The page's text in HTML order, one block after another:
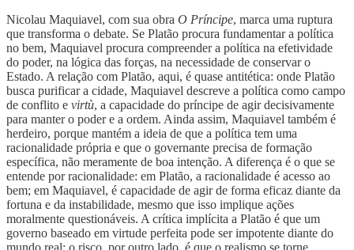
Nicolau Maquiavel, com sua obra O Príncipe, marca uma ruptura
que transforma o debate. Se Platão procura fundamentar a política
no bem, Maquiavel procura compreender a política na efetividade
do poder, na lógica das forças, na necessidade de conservar o
Estado. A relação com Platão, aqui, é quase antitética: onde Platão
busca purificar a cidade, Maquiavel descreve a política como campo
de conflito e virtù, a capacidade do príncipe de agir decisivamente
para manter o poder e a ordem. Ainda assim, Maquiavel também é
herdeiro, porque mantém a ideia de que a política tem uma
racionalidade própria e que o governante precisa de formação
específica, não meramente de boa intenção. A diferença é o que se
entende por racionalidade: em Platão, a racionalidade é acesso ao
bem; em Maquiavel, é capacidade de agir de forma eficaz diante da
fortuna e da instabilidade, mesmo que isso implique ações
moralmente questionáveis. A crítica implícita a Platão é que um
governo baseado em virtude perfeita pode ser impotente diante do
mundo real; o risco, por outro lado, é que o realismo se torne